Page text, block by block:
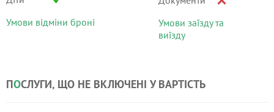
Умови відміни броні
Умови заїзду та
виїзду
ПОСЛУГИ, ЩО НЕ ВКЛЮЧЕНІ У ВАРТІСТЬ